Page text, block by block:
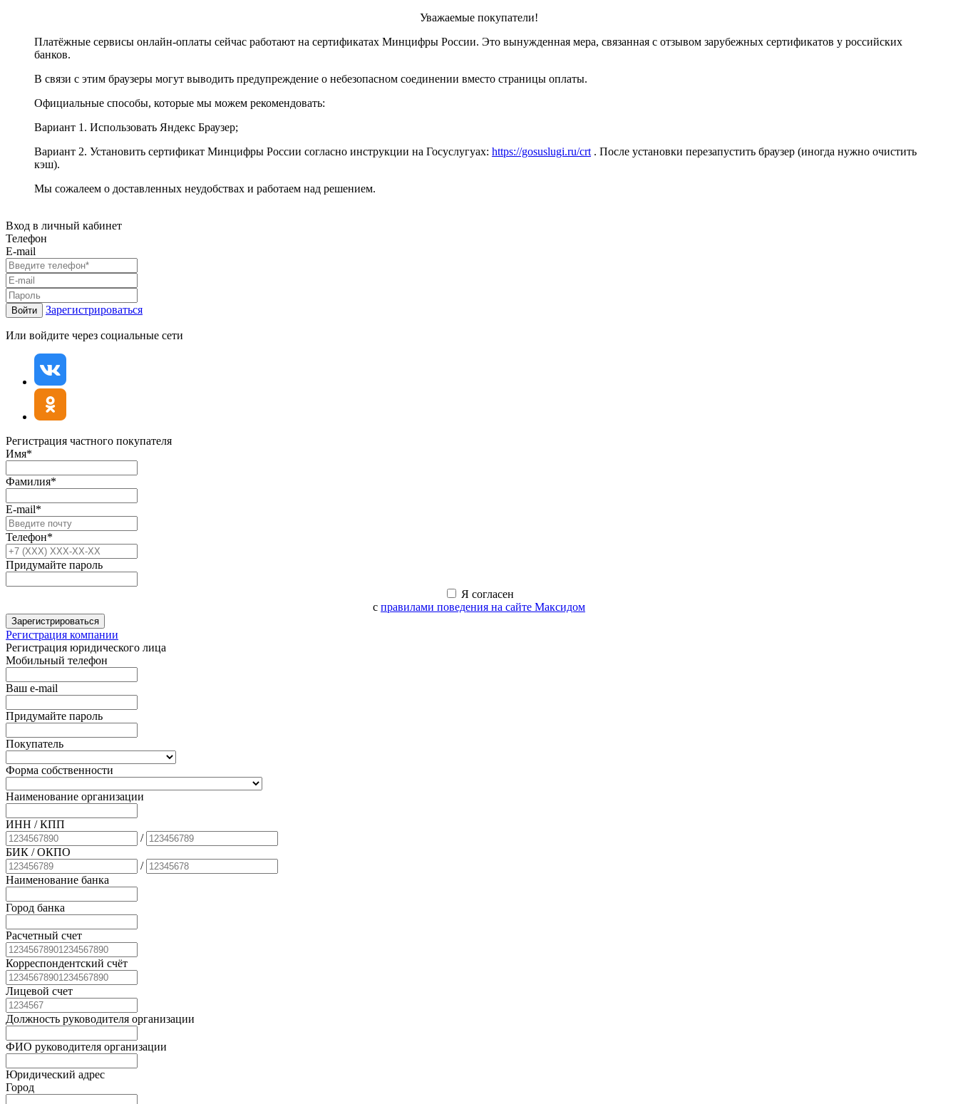
Уважаемые покупатели!
Платёжные сервисы онлайн-оплаты сейчас работают на сертификатах Минцифры России. Это вынужденная мера, связанная с отзывом зарубежных сертификатов у российских
банков.
В связи с этим браузеры могут выводить предупреждение о небезопасном соединении вместо страницы оплаты.
Официальные способы, которые мы можем рекомендовать:
Вариант 1. Использовать Яндекс Браузер;
Вариант 2. Установить сертификат Минцифры России согласно инструкции на Госуслугуах: https://gosuslugi.ru/crt . После установки перезапустить браузер (иногда нужно очистить
кэш).
Мы сожалеем о доставленных неудобствах и работаем над решением.
Вход в личный кабинет
Телефон
E-mail
Войти Зарегистрироваться
Или войдите через социальные сети
Регистрация частного покупателя
Имя*
Фамилия*
E-mail*
Телефон*
Придумайте пароль
Я согласен
с правилами поведения на сайте Максидом
Зарегистрироваться
Регистрация компании
Регистрация юридического лица
Мобильный телефон
Ваш e-mail
Придумайте пароль
Покупатель
Форма собственности
Наименование организации
ИНН / КПП
/
БИК / ОКПО
/
Наименование банка
Город банка
Расчетный счет
Корреспондентский счёт
Лицевой счет
Должность руководителя организации
ФИО руководителя организации
Юридический адрес
Город